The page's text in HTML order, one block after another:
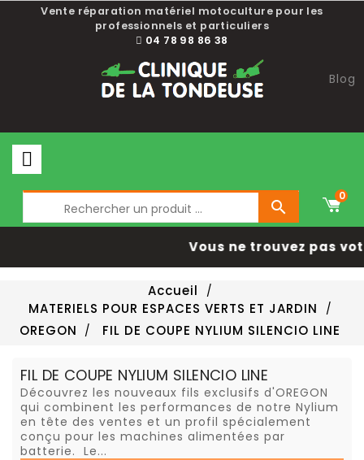
Vente réparation matériel motoculture pour les
professionnels et particuliers
04 78 98 86 38
Blog

0
Vous ne trouvez pas
Accueil
MATERIELS POUR ESPACES VERTS ET JARDIN
OREGON
FIL DE COUPE NYLIUM SILENCIO LINE
FIL DE COUPE NYLIUM SILENCIO LINE
Découvrez les nouveaux fils exclusifs d'OREGON
qui combinent les performances de notre Nylium
en tête des ventes et un profil spécialement
conçu pour les machines alimentées par
batterie. Le...
Choisissez une valeur...